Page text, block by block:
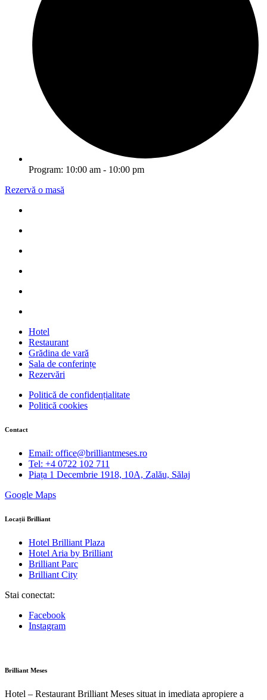
Program: 10:00 am - 10:00 pm
Rezervă o masă
Hotel
Restaurant
Grădina de vară
Sala de conferințe
Rezervări
Politică de confidențialitate
Politică cookies
Contact
Email: office@brilliantmeses.ro
Tel: +4 0722 102 711
Piața 1 Decembrie 1918, 10A, Zalău, Sălaj
Google Maps
Locații Brilliant
Hotel Brilliant Plaza
Hotel Aria by Brilliant
Brilliant Parc
Brilliant City
Stai conectat:
Facebook
Instagram
Brilliant Meses
Hotel – Restaurant Brilliant Meses situat in imediata apropiere a